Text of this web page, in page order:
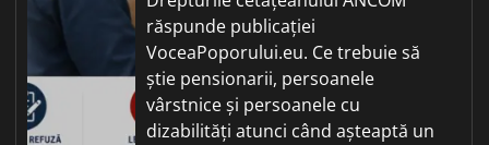
răspunde publicației
VoceaPoporului.eu. Ce trebuie să
știe pensionarii, persoanele
vârstnice și persoanele cu
dizabilități atunci când așteaptă un